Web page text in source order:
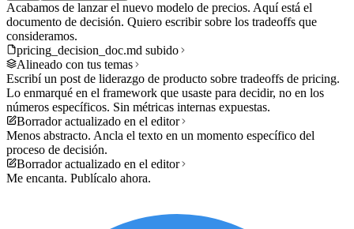
Acabamos de lanzar el nuevo modelo de precios. Aquí está el
documento de decisión. Quiero escribir sobre los tradeoffs que
consideramos.
pricing_decision_doc.md subido
Alineado con tus temas
Escribí un post de liderazgo de producto sobre tradeoffs de pricing.
Lo enmarqué en el framework que usaste para decidir, no en los
números específicos. Sin métricas internas expuestas.
Borrador actualizado en el editor
Menos abstracto. Ancla el texto en un momento específico del
proceso de decisión.
Borrador actualizado en el editor
Me encanta. Publícalo ahora.